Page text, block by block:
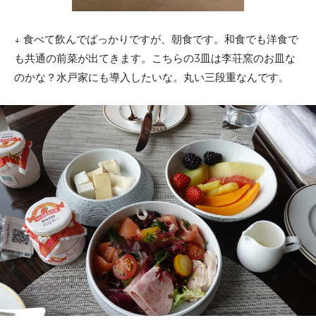
↓ 食べて飲んでばっかりですが、朝食です。和食でも洋食で
も共通の前菜が出てきます。こちらの3皿は李荘窯のお皿な
のかな？水戸家にも導入したいな。丸い三段重なんです。